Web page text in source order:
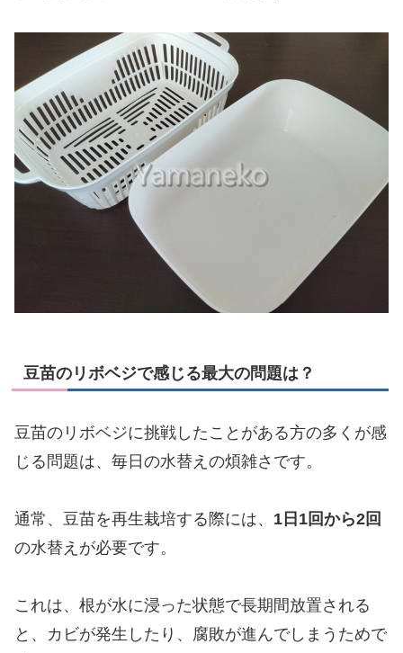
豆苗のリボベジで感じる最大の問題は？
豆苗のリボベジに挑戦したことがある方の多くが感
じる問題は、毎日の水替えの煩雑さです。
通常、豆苗を再生栽培する際には、 1日1回から2回
の水替えが必要です。
これは、根が水に浸った状態で長期間放置される
と、カビが発生したり、腐敗が進んでしまうためで